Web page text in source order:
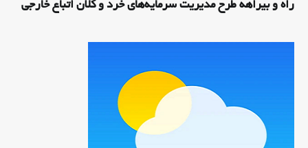
راه و بیراهه طرح مدیریت سرمایه‌های خرد و کلان اتباع خارجی